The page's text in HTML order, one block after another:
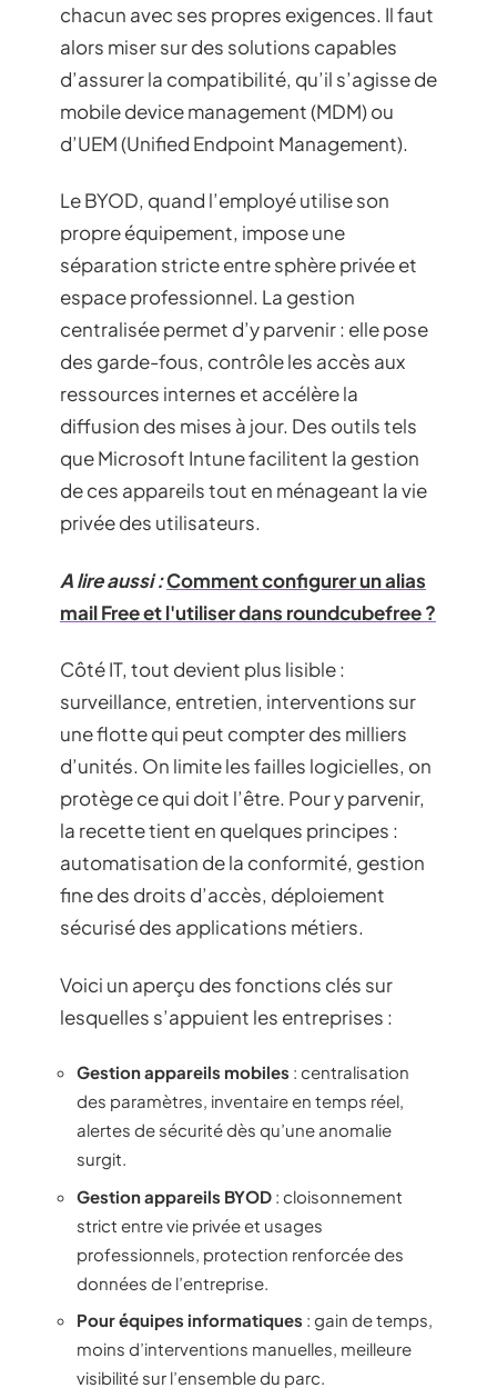
chacun avec ses propres exigences. Il faut
alors miser sur des solutions capables
d’assurer la compatibilité, qu’il s’agisse de
mobile device management (MDM) ou
d’UEM (Unified Endpoint Management).
Le BYOD, quand l’employé utilise son
propre équipement, impose une
séparation stricte entre sphère privée et
espace professionnel. La gestion
centralisée permet d’y parvenir : elle pose
des garde-fous, contrôle les accès aux
ressources internes et accélère la
diffusion des mises à jour. Des outils tels
que Microsoft Intune facilitent la gestion
de ces appareils tout en ménageant la vie
privée des utilisateurs.
A lire aussi :Comment configurer un alias
mail Free et l'utiliser dans roundcubefree ?
Côté IT, tout devient plus lisible :
surveillance, entretien, interventions sur
une flotte qui peut compter des milliers
d’unités. On limite les failles logicielles, on
protège ce qui doit l’être. Pour y parvenir,
la recette tient en quelques principes :
automatisation de la conformité, gestion
fine des droits d’accès, déploiement
sécurisé des applications métiers.
Voici un aperçu des fonctions clés sur
lesquelles s’appuient les entreprises :
Gestion appareils mobiles : centralisation
des paramètres, inventaire en temps réel,
alertes de sécurité dès qu’une anomalie
surgit.
Gestion appareils BYOD : cloisonnement
strict entre vie privée et usages
professionnels, protection renforcée des
données de l’entreprise.
Pour équipes informatiques : gain de temps,
moins d’interventions manuelles, meilleure
visibilité sur l’ensemble du parc.